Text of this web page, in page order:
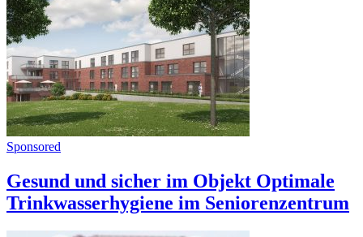
Sponsored
Gesund und sicher im Objekt Optimale
Trinkwasserhygiene im Seniorenzentrum